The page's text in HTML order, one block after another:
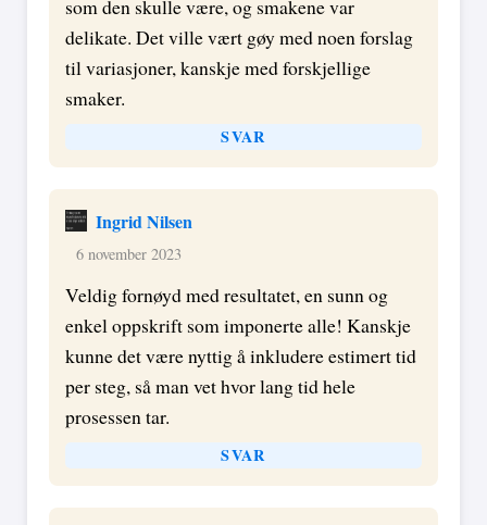
som den skulle være, og smakene var
delikate. Det ville vært gøy med noen forslag
til variasjoner, kanskje med forskjellige
smaker.
SVAR
Ingrid Nilsen
6 november 2023
Veldig fornøyd med resultatet, en sunn og
enkel oppskrift som imponerte alle! Kanskje
kunne det være nyttig å inkludere estimert tid
per steg, så man vet hvor lang tid hele
prosessen tar.
SVAR